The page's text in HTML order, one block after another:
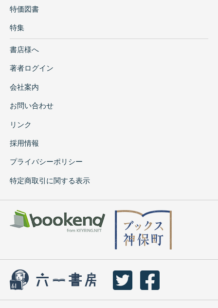
特価図書
特集
書店様へ
著者ログイン
会社案内
お問い合わせ
リンク
採用情報
プライバシーポリシー
特定商取引に関する表示